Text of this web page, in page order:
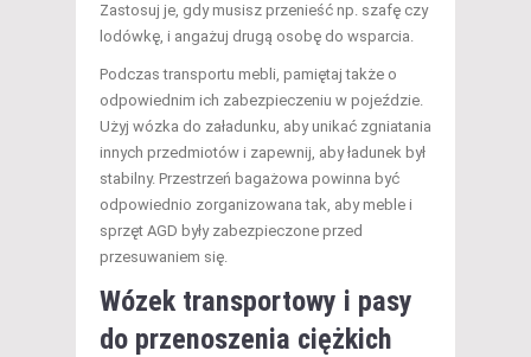
Zastosuj je, gdy musisz przenieść np. szafę czy
lodówkę, i angażuj drugą osobę do wsparcia.
Podczas transportu mebli, pamiętaj także o
odpowiednim ich zabezpieczeniu w pojeździe.
Użyj wózka do załadunku, aby unikać zgniatania
innych przedmiotów i zapewnij, aby ładunek był
stabilny. Przestrzeń bagażowa powinna być
odpowiednio zorganizowana tak, aby meble i
sprzęt AGD były zabezpieczone przed
przesuwaniem się.
Wózek transportowy i pasy
do przenoszenia ciężkich